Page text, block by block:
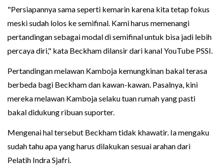
"Persiapannya sama seperti kemarin karena kita tetap fokus
meski sudah lolos ke semifinal. Kami harus memenangi
pertandingan sebagai modal di semifinal untuk bisa jadi lebih
percaya diri," kata Beckham dilansir dari kanal YouTube PSSI.
Pertandingan melawan Kamboja kemungkinan bakal terasa
berbeda bagi Beckham dan kawan-kawan. Pasalnya, kini
mereka melawan Kamboja selaku tuan rumah yang pasti
bakal didukung ribuan suporter.
Mengenai hal tersebut Beckham tidak khawatir. Ia mengaku
sudah tahu apa yang harus dilakukan sesuai arahan dari
Pelatih Indra Sjafri.